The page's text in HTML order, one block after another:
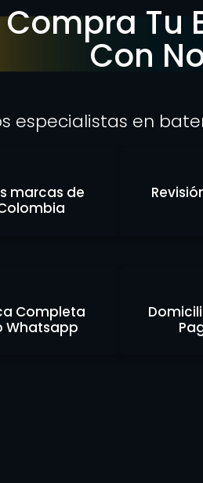
Compra Tu
Con
especialistas en
marcas de
Completa
Whatsapp